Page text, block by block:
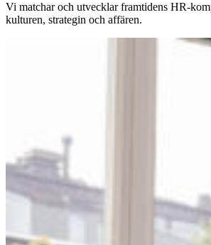
Vi matchar och utvecklar framtidens HR-
kulturen, strategin och affären.